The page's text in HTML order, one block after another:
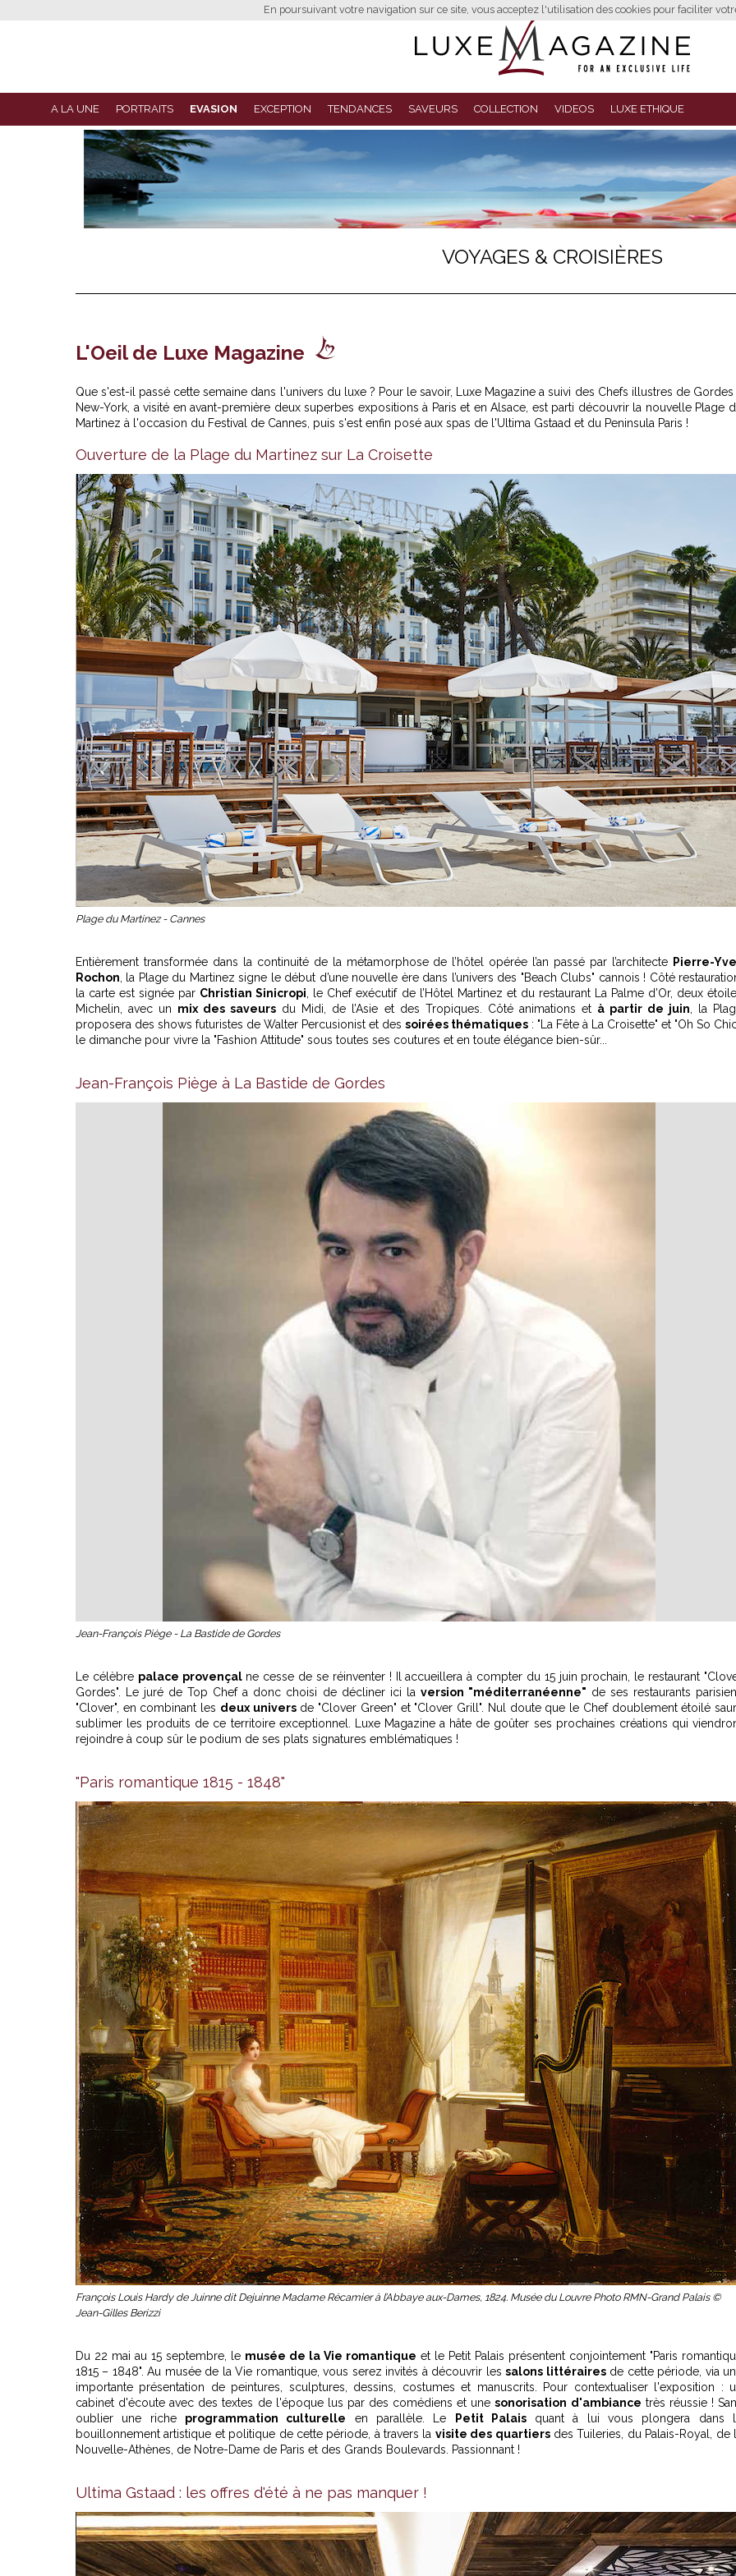
En poursuivant votre navigation sur ce site, vous acceptez l'utilisation des cookies pour faciliter
A LA UNE PORTRAITS EVASION EXCEPTION TENDANCES SAVEURS COLLECTION VIDEOS LUXE ETHIQUE
VOYAGES & CROISIÈRES
L'Oeil de Luxe Magazine
Que s'est-il passé cette semaine dans l'univers du luxe ? Pour le savoir, Luxe Magazine a suivi des Chefs illustres de Gordes
New-York, a visité en avant-première deux superbes expositions à Paris et en Alsace, est parti découvrir la nouvelle Plage
Martinez à l'occasion du Festival de Cannes, puis s'est enfin posé aux spas de l'Ultima Gstaad et du Peninsula Paris !
Ouverture de la Plage du Martinez sur La Croisette
Plage du Martinez - Cannes
Entièrement transformée dans la continuité de la métamorphose de l’hôtel opérée l’an passé par l’architecte Pierre-
Rochon , la Plage du Martinez signe le début d’une nouvelle ère dans l’univers des "Beach Clubs" cannois ! Côté
la carte est signée par Christian Sinicropi , le Chef exécutif de l’Hôtel Martinez et du restaurant La Palme d’Or, deux
Michelin, avec un mix des saveurs du Midi, de l’Asie et des Tropiques. Côté animations et à partir de juin , la
proposera des shows futuristes de Walter Percusionist et des soirées thématiques : "La Fête à La Croisette" et "Oh So
le dimanche pour vivre la "Fashion Attitude" sous toutes ses coutures et en toute élégance bien-sûr...
Jean-François Piège à La Bastide de Gordes
Jean-François Piège - La Bastide de Gordes
Le célèbre palace provençalne cesse de se réinventer ! Il accueillera à compter du 15 juin prochain, le restaurant
Gordes". Le juré de Top Chef a donc choisi de décliner ici la version "méditerranéenne" de ses restaurants
"Clover", en combinant les deux universde "Clover Green" et "Clover Grill". Nul doute que le Chef doublement étoilé
sublimer les produits de ce territoire exceptionnel. Luxe Magazine a hâte de goûter ses prochaines créations qui
rejoindre à coup sûr le podium de ses plats signatures emblématiques !
"Paris romantique 1815 - 1848"
François Louis Hardy de Juinne dit Dejuinne Madame Récamier à l’Abbaye aux-Dames, 1824. Musée du Louvre Photo RMN-Grand Palais ©
Jean-Gilles Berizzi
Du 22 mai au 15 septembre, le musée de la Vie romantique et le Petit Palais présentent conjointement "Paris
1815 – 1848". Au musée de la Vie romantique, vous serez invités à découvrir lessalons littérairesde cette période, via
importante présentation de peintures, sculptures, dessins, costumes et manuscrits. Pour contextualiser l'exposition :
cabinet d'écoute avec des textes de l'époque lus par des comédiens et unesonorisation d'ambiance très réussie !
oublier une riche programmation culturelle en parallèle. Le Petit Palaisquant à lui vous plongera dans
bouillonnement artistique et politique de cette période, à travers la visite des quartiersdes Tuileries, du Palais-Royal, de
Nouvelle-Athènes, de Notre-Dame de Paris et des Grands Boulevards. Passionnant !
Ultima Gstaad : les offres d'été à ne pas manquer !